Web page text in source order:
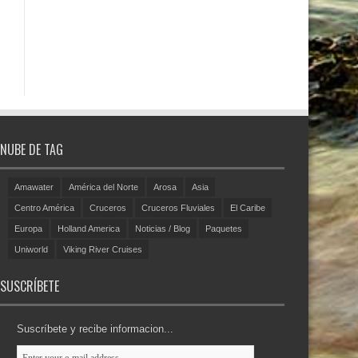
NUBE DE TAG
Amawater América del Norte Arosa Asia
Centro América Cruceros Cruceros Fluviales El Caribe
Europa Holland America Noticias / Blog Paquetes
Uniworld Viking River Cruises
SUSCRÍBETE
Suscríbete y recibe informacion...